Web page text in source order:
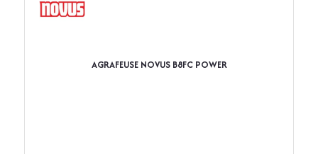
AGRAFEUSE NOVUS B8FC POWER